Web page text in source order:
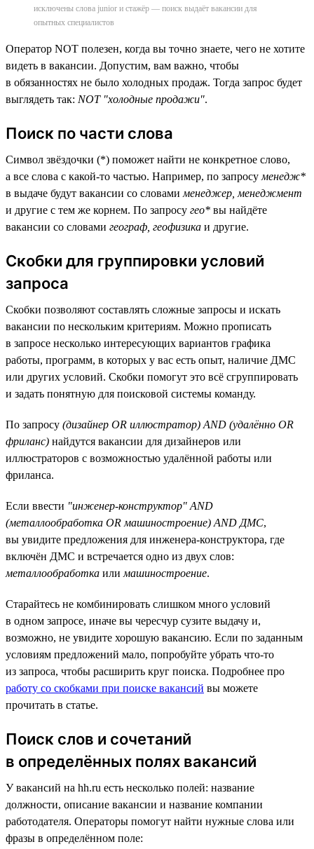
исключены слова junior и стажёр — поиск выдаёт вакансии для
опытных специалистов
Оператор NOT полезен, когда вы точно знаете, чего не хотите
видеть в вакансии. Допустим, вам важно, чтобы
в обязанностях не было холодных продаж. Тогда запрос будет
выглядеть так: NOT "холодные продажи".
Поиск по части слова
Символ звёздочки (*) поможет найти не конкретное слово,
а все слова с какой-то частью. Например, по запросу менедж*
в выдаче будут вакансии со словами менеджер, менеджмент
и другие с тем же корнем. По запросу гео* вы найдёте
вакансии со словами географ, геофизика и другие.
Скобки для группировки условий
запроса
Скобки позволяют составлять сложные запросы и искать
вакансии по нескольким критериям. Можно прописать
в запросе несколько интересующих вариантов графика
работы, программ, в которых у вас есть опыт, наличие ДМС
или других условий. Скобки помогут это всё сгруппировать
и задать понятную для поисковой системы команду.
По запросу (дизайнер OR иллюстратор) AND (удалённо OR
фриланс) найдутся вакансии для дизайнеров или
иллюстраторов с возможностью удалённой работы или
фриланса.
Если ввести "инженер-конструктор" AND
(металлообработка OR машиностроение) AND ДМС,
вы увидите предложения для инженера-конструктора, где
включён ДМС и встречается одно из двух слов:
металлообработка или машиностроение.
Старайтесь не комбинировать слишком много условий
в одном запросе, иначе вы чересчур сузите выдачу и,
возможно, не увидите хорошую вакансию. Если по заданным
условиям предложений мало, попробуйте убрать что-то
из запроса, чтобы расширить круг поиска. Подробнее про
работу со скобками при поиске вакансий вы можете
прочитать в статье.
Поиск слов и сочетаний
в определённых полях вакансий
У вакансий на hh.ru есть несколько полей: название
должности, описание вакансии и название компании
работодателя. Операторы помогут найти нужные слова или
фразы в определённом поле: